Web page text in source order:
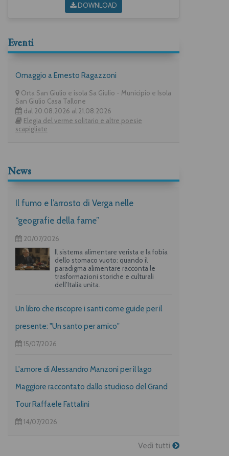
DOWNLOAD
Eventi
Omaggio a Ernesto Ragazzoni
Orta San Giulio e isola Sa Giulio - Municipio e Isola
San Giulio Casa Tallone
dal 20.08.2026 al 21.08.2026
Elegia del verme solitario e altre poesie
scapigliate
News
Il fumo e l’arrosto di Verga nelle
“geografie della fame”
20/07/2026
Il sistema alimentare verista e la fobia
dello stomaco vuoto: quando il
paradigma alimentare racconta le
trasformazioni storiche e culturali
dell’Italia unita.
Un libro che riscopre i santi come guide per il
presente: "Un santo per amico"
15/07/2026
L'amore di Alessandro Manzoni per il lago
Maggiore raccontato dallo studioso del Grand
Tour Raffaele Fattalini
14/07/2026
Vedi tutti